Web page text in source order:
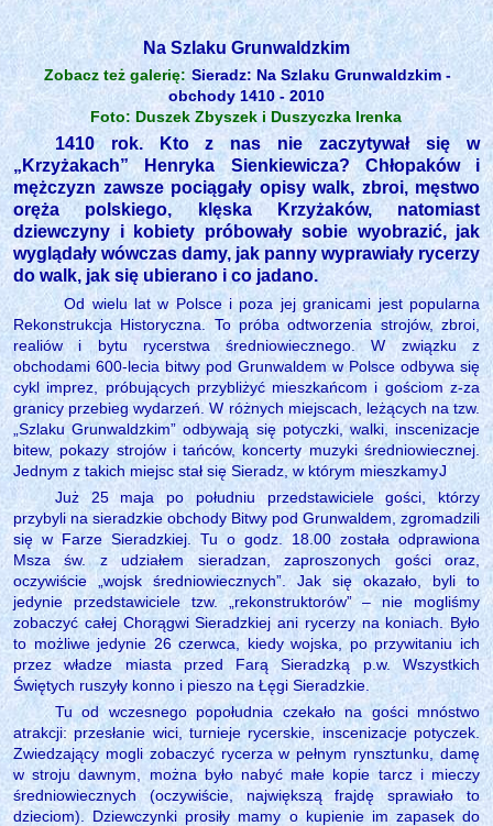
Na Szlaku Grunwaldzkim
Zobacz też galerię: Sieradz: Na Szlaku Grunwaldzkim -
obchody 1410 - 2010
Foto: Duszek Zbyszek i Duszyczka Irenka
1410 rok. Kto z nas nie zaczytywał się w
„Krzyżakach” Henryka Sienkiewicza? Chłopaków i
mężczyzn zawsze pociągały opisy walk, zbroi, męstwo
oręża polskiego, klęska Krzyżaków, natomiast
dziewczyny i kobiety próbowały sobie wyobrazić, jak
wyglądały wówczas damy, jak panny wyprawiały rycerzy
do walk, jak się ubierano i co jadano.
Od wielu lat w Polsce i poza jej granicami jest popularna
Rekonstrukcja Historyczna. To próba odtworzenia strojów, zbroi,
realiów i bytu rycerstwa średniowiecznego. W związku z
obchodami 600-lecia bitwy pod Grunwaldem w Polsce odbywa się
cykl imprez, próbujących przybliżyć mieszkańcom i gościom z-za
granicy przebieg wydarzeń. W różnych miejscach, leżących na tzw.
„Szlaku Grunwaldzkim” odbywają się potyczki, walki, inscenizacje
bitew, pokazy strojów i tańców, koncerty muzyki średniowiecznej.
Jednym z takich miejsc stał się Sieradz, w którym mieszkamyJ
Już 25 maja po południu przedstawiciele gości, którzy
przybyli na sieradzkie obchody Bitwy pod Grunwaldem, zgromadzili
się w Farze Sieradzkiej. Tu o godz. 18.00 została odprawiona
Msza św. z udziałem sieradzan, zaproszonych gości oraz,
oczywiście „wojsk średniowiecznych”. Jak się okazało, byli to
jedynie przedstawiciele tzw. „rekonstruktorów” – nie mogliśmy
zobaczyć całej Chorągwi Sieradzkiej ani rycerzy na koniach. Było
to możliwe jedynie 26 czerwca, kiedy wojska, po przywitaniu ich
przez władze miasta przed Farą Sieradzką p.w. Wszystkich
Świętych ruszyły konno i pieszo na Łęgi Sieradzkie.
Tu od wczesnego popołudnia czekało na gości mnóstwo
atrakcji: przesłanie wici, turnieje rycerskie, inscenizacje potyczek.
Zwiedzający mogli zobaczyć rycerza w pełnym rynsztunku, damę
w stroju dawnym, można było nabyć małe kopie tarcz i mieczy
średniowiecznych (oczywiście, największą frajdę sprawiało to
dzieciom). Dziewczynki prosiły mamy o kupienie im zapasek do